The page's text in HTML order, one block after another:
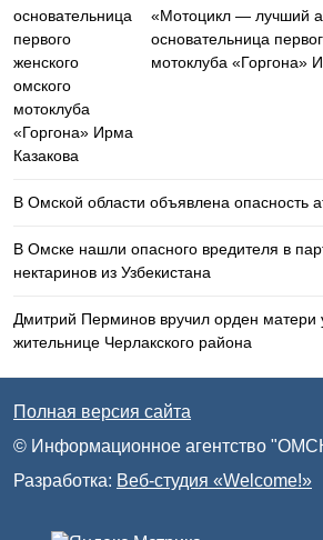
«Мотоцикл — лучший
основательница
мотоклуба «Горгона»
В Омской области объявлена опасность
В Омске нашли опасного вредителя в
нектаринов из Узбекистана
Дмитрий Перминов вручил орден матери
жительнице Черлакского района
Полная версия сайта
© Информационное агентство
Разработка: Веб-студия «Welcome!»